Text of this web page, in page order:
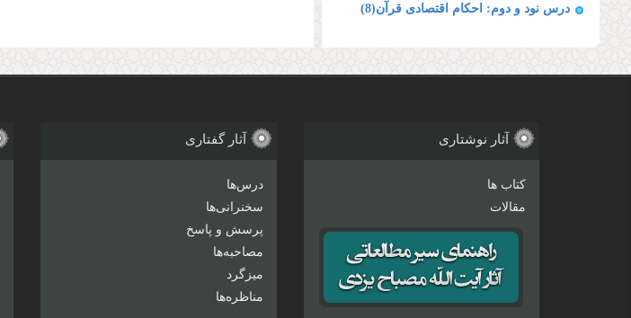
درس نود و دوم: احکام اقتصادی قرآن(8)
آثار نوشتاری
کتاب ها
مقالات
آثار گفتاری
درس‌ها
سخنرانی‌ها
پرسش و پاسخ
مصاحبه‌ها
میزگرد
مناظره‌ها